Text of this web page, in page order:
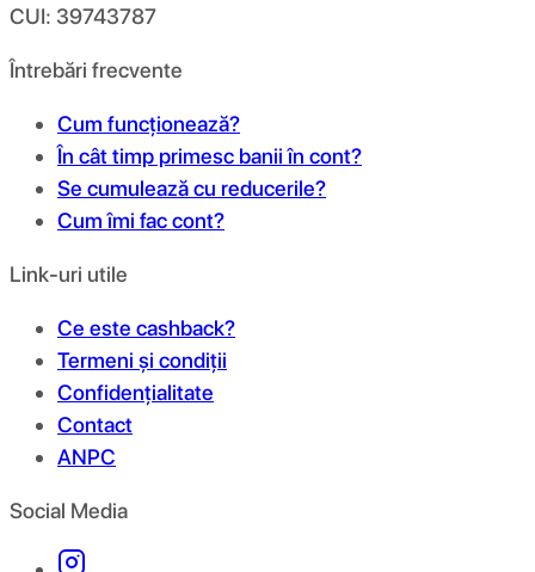
CUI: 39743787
Întrebări frecvente
Cum funcționează?
În cât timp primesc banii în cont?
Se cumulează cu reducerile?
Cum îmi fac cont?
Link-uri utile
Ce este cashback?
Termeni și condiții
Confidențialitate
Contact
ANPC
Social Media